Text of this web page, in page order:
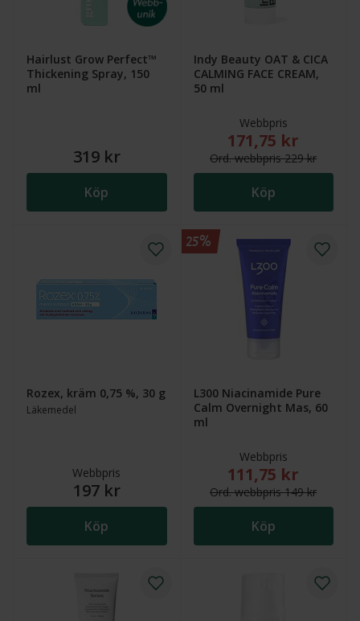
Hairlust Grow Perfect™
Thickening Spray, 150
ml
319 kr
Köp
Indy Beauty OAT & CICA
CALMING FACE CREAM,
50 ml
Webbpris
Nytt reducerat
171,75 kr
Ord.webbpris229 kr
Köp
Rozex, kräm 0,75 %, 30 g
Läkemedel
Webbpris
197 kr
Köp
L300 Niacinamide Pure
Calm Overnight Mas, 60
ml
Webbpris
Nytt reducerat
111,75 kr
Ord.webbpris149 kr
Köp
25%